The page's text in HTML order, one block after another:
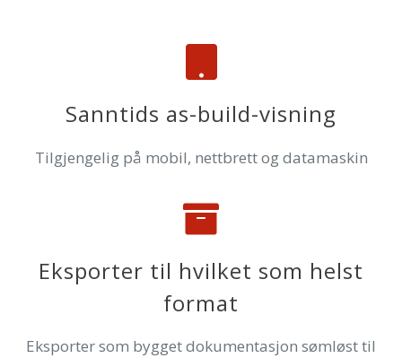
Sanntids as-build-visning
Tilgjengelig på mobil, nettbrett og datamaskin
Eksporter til hvilket som helst
format
Eksporter som bygget dokumentasjon sømløst til